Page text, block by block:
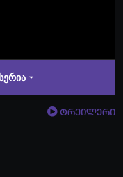
ტრეილერი